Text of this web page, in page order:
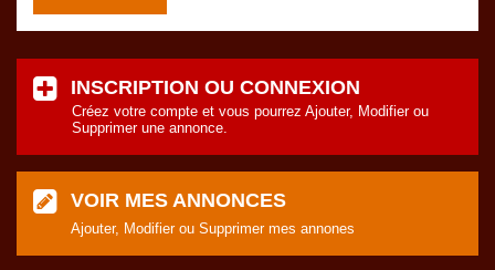
INSCRIPTION OU CONNEXION
Créez votre compte et vous pourrez Ajouter, Modifier ou
Supprimer une annonce.
VOIR MES ANNONCES
Ajouter, Modifier ou Supprimer mes annones